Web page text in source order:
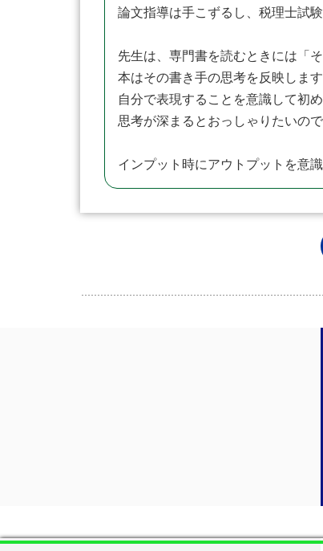
論文指導は手こずるし、税理士試
先生は、専門書を読むときには「
本はその書き手の思考を反映しま
自分で表現することを意識して初
思考が深まるとおっしゃりたいので
インプット時にアウトプットを意